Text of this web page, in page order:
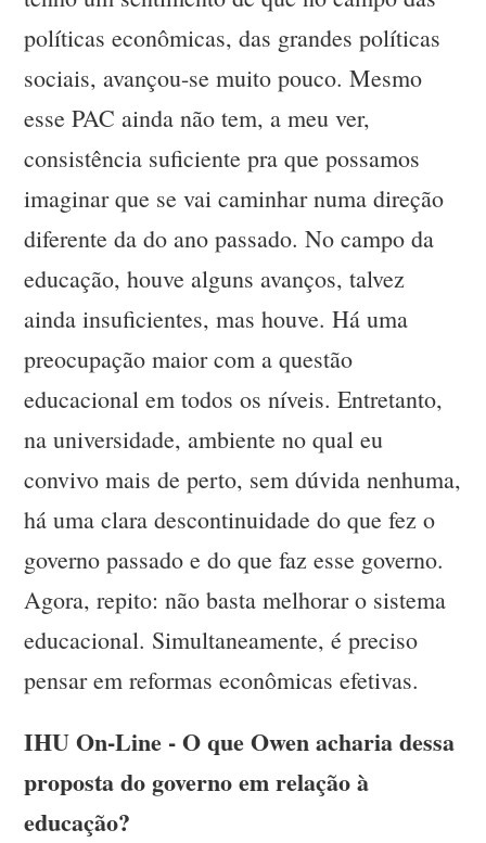
políticas econômicas, das grandes políticas
sociais, avançou-se muito pouco. Mesmo
esse PAC ainda não tem, a meu ver,
consistência suficiente pra que possamos
imaginar que se vai caminhar numa direção
diferente da do ano passado. No campo da
educação, houve alguns avanços, talvez
ainda insuficientes, mas houve. Há uma
preocupação maior com a questão
educacional em todos os níveis. Entretanto,
na universidade, ambiente no qual eu
convivo mais de perto, sem dúvida nenhuma,
há uma clara descontinuidade do que fez o
governo passado e do que faz esse governo.
Agora, repito: não basta melhorar o sistema
educacional. Simultaneamente, é preciso
pensar em reformas econômicas efetivas.
IHU On-Line - O que Owen acharia dessa
proposta do governo em relação à
educação?